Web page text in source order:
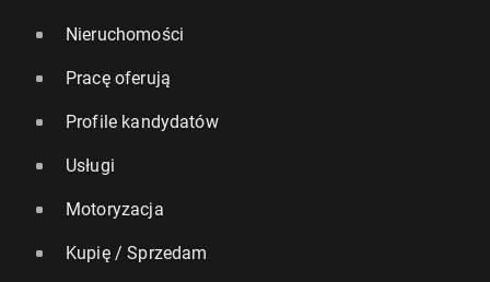
Nieruchomości
Pracę oferują
Profile kandydatów
Usługi
Motoryzacja
Kupię / Sprzedam